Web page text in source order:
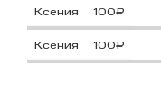
Ксения 100₽
Ксения 100₽